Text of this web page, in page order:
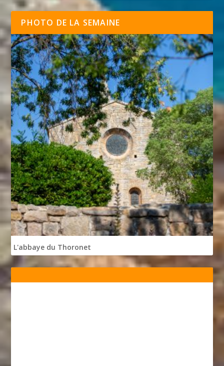
PHOTO DE LA SEMAINE
L'abbaye du Thoronet